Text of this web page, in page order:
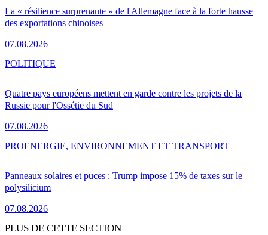
La « résilience surprenante » de l'Allemagne face à la forte hausse
des exportations chinoises
07.08.2026
Quatre pays européens mettent en garde contre les projets de la
Russie pour l'Ossétie du Sud
07.08.2026
POLITIQUE
Panneaux solaires et puces : Trump impose 15% de taxes sur le
polysilicium
07.08.2026
PROENERGIE, ENVIRONNEMENT ET TRANSPORT
PLUS DE CETTE SECTION